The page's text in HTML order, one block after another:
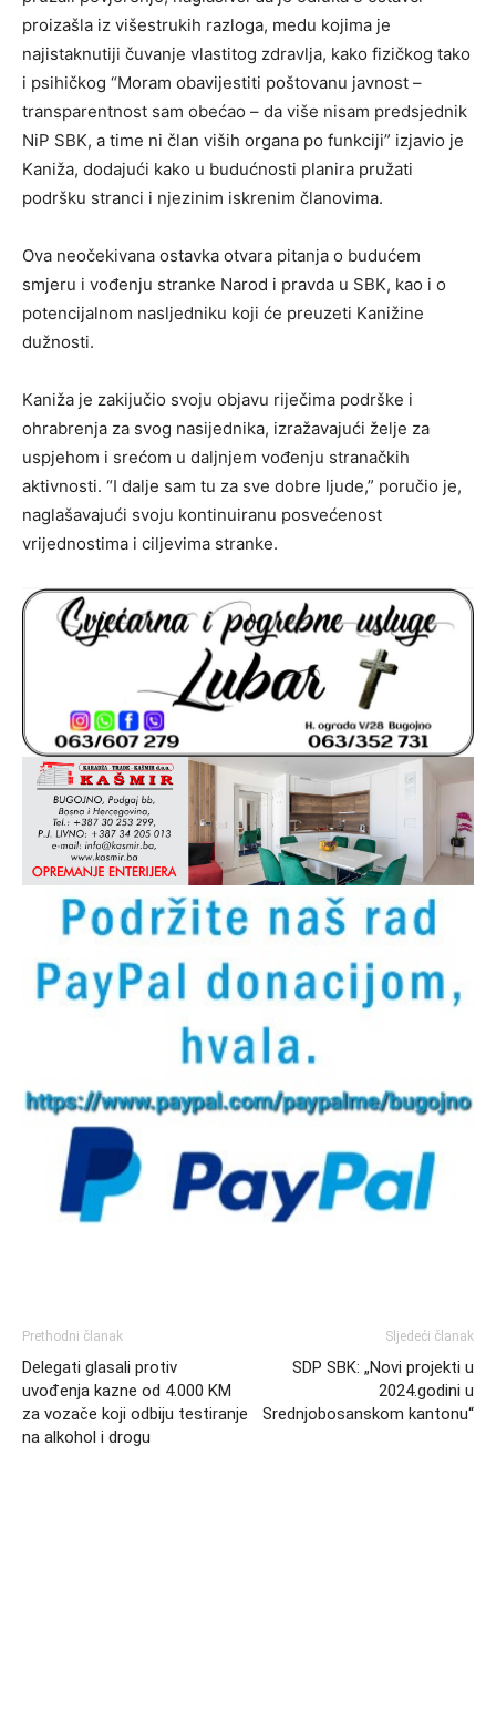
proizašla iz višestrukih razloga, medu kojima je
najistaknutiji čuvanje vlastitog zdravlja, kako fizičkog tako
i psihičkog “Moram obavijestiti poštovanu javnost –
transparentnost sam obećao – da više nisam predsjednik
NiP SBK, a time ni član viših organa po funkciji” izjavio je
Kaniža, dodajući kako u budućnosti planira pružati
podršku stranci i njezinim iskrenim članovima.
Ova neočekivana ostavka otvara pitanja o budućem
smjeru i vođenju stranke Narod i pravda u SBK, kao i o
potencijalnom nasljedniku koji će preuzeti Kanižine
dužnosti.
Kaniža je zakijučio svoju objavu riječima podrške i
ohrabrenja za svog nasijednika, izražavajući želje za
uspjehom i srećom u daljnjem vođenju stranačkih
aktivnosti. “I dalje sam tu za sve dobre ljude,” poručio je,
naglašavajući svoju kontinuiranu posvećenost
vrijednostima i ciljevima stranke.
Prethodni članak
Delegati glasali protiv
uvođenja kazne od 4.000 KM
za vozače koji odbiju testiranje
na alkohol i drogu
Sljedeći članak
SDP SBK: „Novi projekti u
2024.godini u
Srednjobosanskom kantonu“